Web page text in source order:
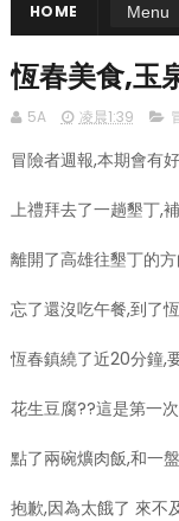
HOME
恆春美食,玉
5A 凌晨1:39
冒險者週報,本期會有
上禮拜去了一趟墾丁,
離開了高雄往墾丁的
忘了還沒吃午餐,到了
恆春鎮繞了近20分鐘,
花生豆腐??這是第一
點了兩碗爌肉飯,和一
抱歉,因為太餓了 來不